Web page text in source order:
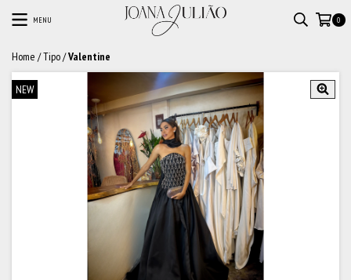
MENU 0
Home /Tipo/Valentine
NEW